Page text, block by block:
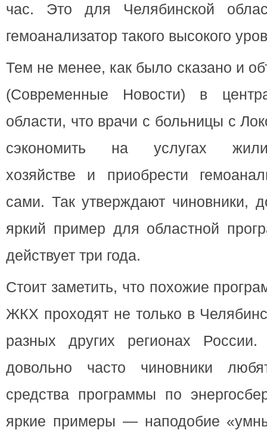
час. Это для Челябинской
гемоанализатор такого высокого
Тем не менее, как было сказано и
(Современные Новости) в
области, что врачи с больницы с
сэкономить на услугах
хозяйстве и приобрести
сами. Так утверждают чиновники,
яркий пример для областной
действует три года.
Стоит заметить, что похожие
ЖКХ проходят не только в
разных других регионах
довольно часто чиновники
средства программы по
яркие примеры — наподобие